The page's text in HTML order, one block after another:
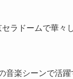
ラドームで華々
音楽シーンで活